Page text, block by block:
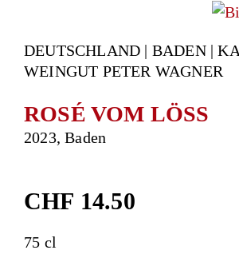
DEUTSCHLAND | BADEN |
WEINGUT PETER WAGNER
ROSÉ VOM LÖSS
2023, Baden
CHF 14.50
75 cl